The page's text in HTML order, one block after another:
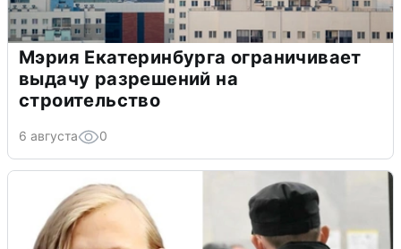
Мэрия Екатеринбурга ограничивает
выдачу разрешений на
строительство
6 августа 0